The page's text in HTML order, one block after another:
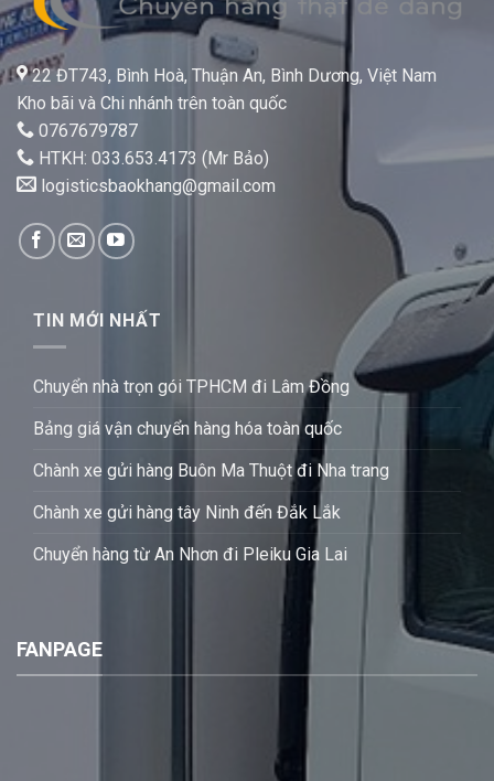
22 ĐT743, Bình Hoà, Thuận An, Bình Dương, Việt Nam
Kho bãi và Chi nhánh trên toàn quốc
0767679787
HTKH: 033.653.4173 (Mr Bảo)
logisticsbaokhang@gmail.com
TIN MỚI NHẤT
Chuyển nhà trọn gói TPHCM đi Lâm Đồng
Bảng giá vận chuyển hàng hóa toàn quốc
Chành xe gửi hàng Buôn Ma Thuột đi Nha trang
Chành xe gửi hàng tây Ninh đến Đắk Lắk
Chuyển hàng từ An Nhơn đi Pleiku Gia Lai
FANPAGE